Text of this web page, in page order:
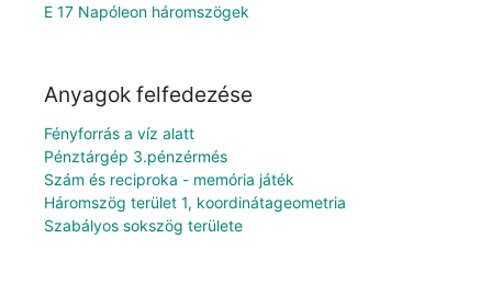
E 17 Napóleon háromszögek
Anyagok felfedezése
Fényforrás a víz alatt
Pénztárgép 3.pénzérmés
Szám és reciproka - memória játék
Háromszög terület 1, koordinátageometria
Szabályos sokszög területe